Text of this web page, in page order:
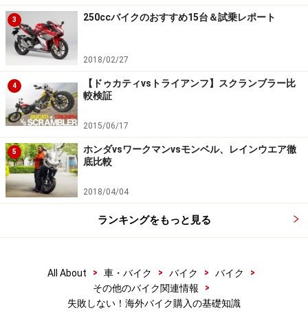
3 250ccバイクのおすすめ15台＆試乗レポート
2018/02/27
4
【ドゥカティvsトライアンフ】スクランブラー比
較検証
2015/06/17
5
ホンダvsワークマンvsモンベル、レインウエア徹
底比較
2018/04/04
ランキングをもっと見る
All About > 車・バイク > バイク > バイク
>
その他のバイク関連情報
>
失敗しない！海外バイク購入の基礎知識